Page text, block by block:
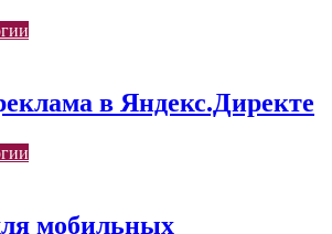
в Яндекс.Директе
мобильных